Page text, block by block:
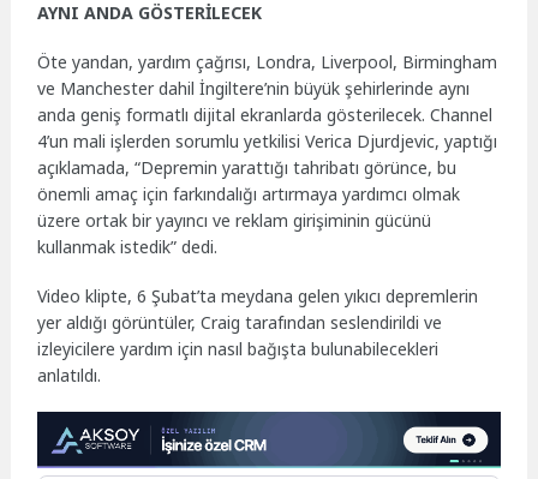
AYNI ANDA GÖSTERİLECEK
Öte yandan, yardım çağrısı, Londra, Liverpool, Birmingham
ve Manchester dahil İngiltere’nin büyük şehirlerinde aynı
anda geniş formatlı dijital ekranlarda gösterilecek. Channel
4’un mali işlerden sorumlu yetkilisi Verica Djurdjevic, yaptığı
açıklamada, “Depremin yarattığı tahribatı görünce, bu
önemli amaç için farkındalığı artırmaya yardımcı olmak
üzere ortak bir yayıncı ve reklam girişiminin gücünü
kullanmak istedik” dedi.
Video klipte, 6 Şubat’ta meydana gelen yıkıcı depremlerin
yer aldığı görüntüler, Craig tarafından seslendirildi ve
izleyicilere yardım için nasıl bağışta bulunabilecekleri
anlatıldı.